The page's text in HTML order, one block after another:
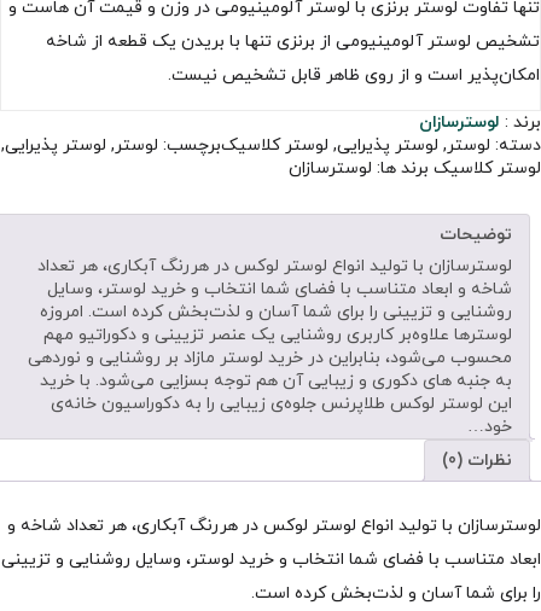
تنها تفاوت لوستر برنزی با لوستر آلومینیومی در وزن و قیمت آن هاست و
تشخیص لوستر آلومینیومی از برنزی تنها با بریدن یک قطعه از شاخه
امکان‌پذیر است و از روی ظاهر قابل تشخیص نیست.
برند : لوسترسازان
دسته: لوستر, لوستر پذیرایی, لوستر کلاسیکبرچسب: لوستر, لوستر پذیرایی,
لوستر کلاسیک برند ها: لوسترسازان
توضیحات
لوسترسازان با تولید انواع لوستر لوکس در هررنگ آبکاری، هر تعداد
شاخه و ابعاد متناسب با فضای شما انتخاب و خرید لوستر، وسایل
روشنایی و تزیینی را برای شما آسان و لذت‌بخش کرده است. امروزه
لوسترها علاوه‌بر کاربری روشنایی یک عنصر تزیینی و دکوراتیو مهم
محسوب می‌شود، بنابراین در خرید لوستر مازاد بر روشنایی و نوردهی
به جنبه های دکوری و زیبایی آن هم توجه بسزایی می‌شود. با خرید
این لوستر لوکس طلاپرنس جلوه‌ی زیبایی را به دکوراسیون خانه‌ی
خود…
نظرات (0)
لوسترسازان با تولید انواع لوستر لوکس در هررنگ آبکاری، هر تعداد شاخه و
ابعاد متناسب با فضای شما انتخاب و خرید لوستر، وسایل روشنایی و تزیینی
را برای شما آسان و لذت‌بخش کرده است.